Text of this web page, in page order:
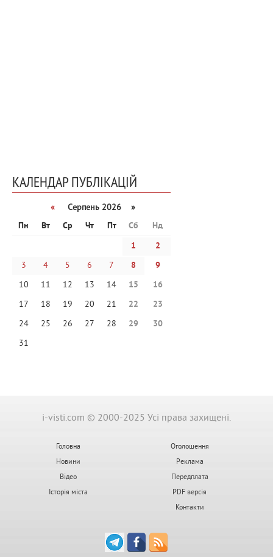
КАЛЕНДАР ПУБЛІКАЦІЙ
«
Серпень 2026 »
Пн
Вт Ср Чт Пт Сб
Нд
1
2
3
4 5 6 7 8
9
10
11 12 13 14 15
16
17
18 19 20 21 22
23
24
25 26 27 28 29
30
31
i-visti.com © 2000-2025 Усі права захищені.
Головна
Новини
Відео
Історія міста
Оголошення
Реклама
Передплата
PDF версія
Контакти